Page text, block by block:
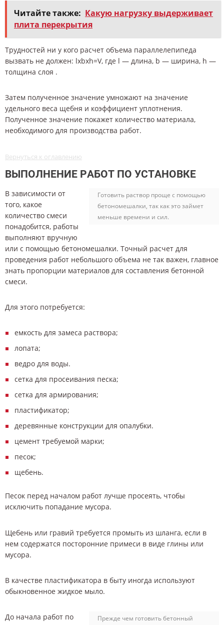
Читайте также: Какую нагрузку выдерживает
плита перекрытия
Трудностей ни у кого расчет объема параллелепипеда
вызвать не должен: lxbxh=V, где l — длина, b — ширина, h —
толщина слоя .
Затем полученное значение умножают на значение
удельного веса щебня и коэффициент уплотнения.
Полученное значение покажет количество материала,
необходимого для производства работ.
Вернуться к оглавлению
ВЫПОЛНЕНИЕ РАБОТ ПО УСТАНОВКЕ
Готовить раствор проще с помощью
бетономешалки, так как это займет
меньше времени и сил.
В зависимости от
того, какое
количество смеси
понадобится, работы
выполняют вручную
или с помощью бетономешалки. Точный расчет для
проведения работ небольшого объема не так важен, главное
знать пропорции материалов для составления бетонной
смеси.
Для этого потребуется:
емкость для замеса раствора;
лопата;
ведро для воды.
сетка для просеивания песка;
сетка для армирования;
пластификатор;
деревянные конструкции для опалубки.
цемент требуемой марки;
песок;
щебень.
Песок перед началом работ лучше просеять, чтобы
исключить попадание мусора.
Щебень или гравий требуется промыть из шланга, если в
нем содержатся посторонние примеси в виде глины или
мусора.
В качестве пластификатора в быту иногда используют
обыкновенное жидкое мыло.
Прежде чем готовить бетонный
До начала работ по